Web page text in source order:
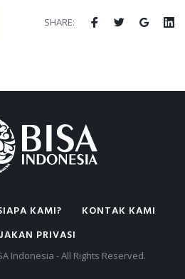
SHARE: Facebook
Twitter
KAMI?
KONTAK KAMI
PRIVASI
Indonesia - All Rights Reserved.